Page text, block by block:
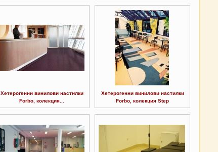
Хетерогенни винилови настилки
Forbo, колекция...
Хетерогенни винилови настилки
Forbo, колекция Step